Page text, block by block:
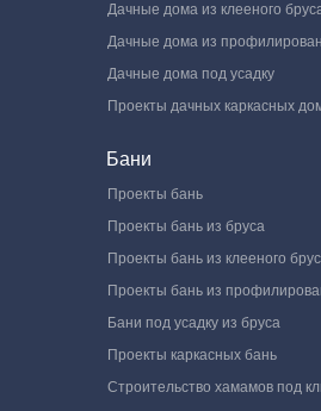
Дачные дома из клееного
Дачные дома из
Дачные дома под усадку
Проекты дачных каркасных
Бани
Проекты бань
Проекты бань из бруса
Проекты бань из клееного
Проекты бань из
Бани под усадку из бруса
Проекты каркасных бань
Строительство хамамов под